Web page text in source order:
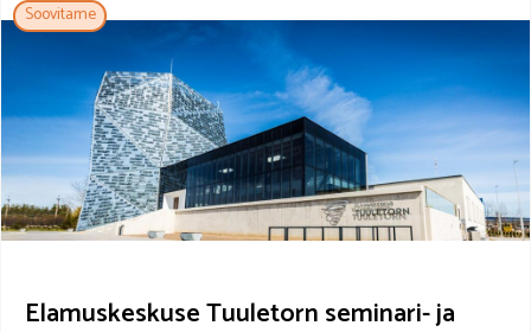
Soovitame
Elamuskeskuse Tuuletorn seminari- ja